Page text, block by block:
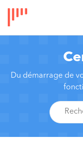
Du démarrage de